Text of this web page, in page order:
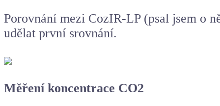
Porovnání mezi CozIR-LP (psal jsem o
udělat první srovnání.
Měření koncentrace CO2